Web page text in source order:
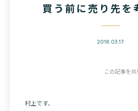
買う前に売り先を
2018.03.17
この記事を共
村上です、